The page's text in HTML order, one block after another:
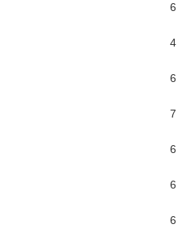
6
4
6
7
6
6
6